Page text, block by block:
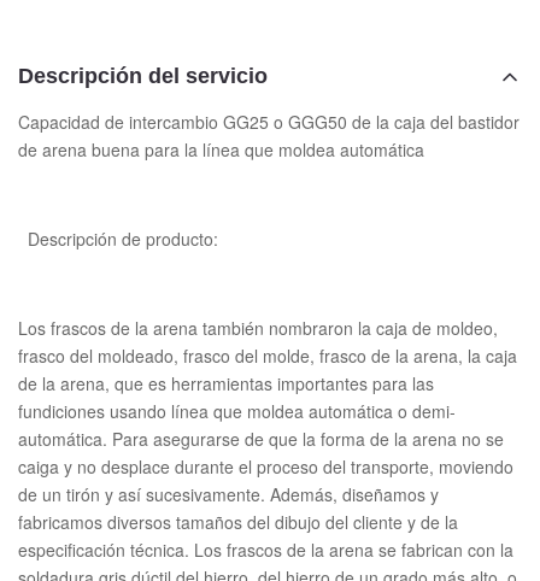
Descripción del servicio
Capacidad de intercambio GG25 o GGG50 de la caja del bastidor
de arena buena para la línea que moldea automática
Descripción de producto:
Los frascos de la arena también nombraron la caja de moldeo,
frasco del moldeado, frasco del molde, frasco de la arena, la caja
de la arena, que es herramientas importantes para las
fundiciones usando línea que moldea automática o demi-
automática. Para asegurarse de que la forma de la arena no se
caiga y no desplace durante el proceso del transporte, moviendo
de un tirón y así sucesivamente. Además, diseñamos y
fabricamos diversos tamaños del dibujo del cliente y de la
especificación técnica. Los frascos de la arena se fabrican con la